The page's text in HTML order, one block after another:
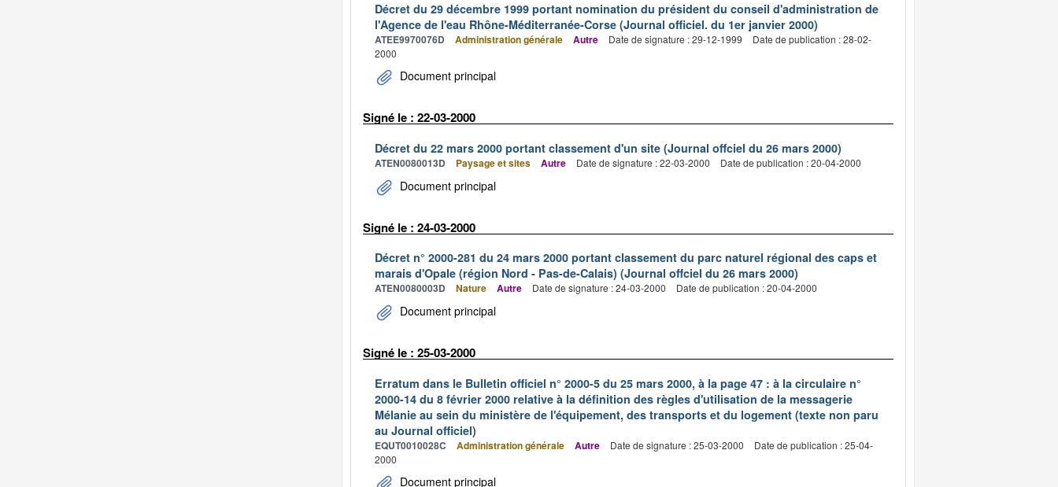
Décret du 29 décembre 1999 portant nomination du président du conseil d'administration de
l'Agence de l'eau Rhône-Méditerranée-Corse (Journal officiel. du 1er janvier 2000)
ATEE9970076D Administration générale Autre Date de signature : 29-12-1999
Date de publication : 28-02-
2000
Document principal
Signé le : 22-03-2000
Décret du 22 mars 2000 portant classement d'un site (Journal offciel du 26 mars 2000)
ATEN0080013D Paysage et sites Autre Date de signature : 22-03-2000 Date de publication : 20-04-2000
Document principal
Signé le : 24-03-2000
Décret n° 2000-281 du 24 mars 2000 portant classement du parc naturel régional des caps et
marais d'Opale (région Nord - Pas-de-Calais) (Journal offciel du 26 mars 2000)
ATEN0080003D Nature Autre Date de signature : 24-03-2000 Date de publication : 20-04-2000
Document principal
Signé le : 25-03-2000
Erratum dans le Bulletin officiel n° 2000-5 du 25 mars 2000, à la page 47 : à la circulaire n°
2000-14 du 8 février 2000 relative à la définition des règles d'utilisation de la messagerie
Mélanie au sein du ministère de l'équipement, des transports et du logement (texte non paru
au Journal officiel)
EQUT0010028C Administration générale Autre Date de signature : 25-03-2000
Date de publication : 25-04-
2000
Document principal